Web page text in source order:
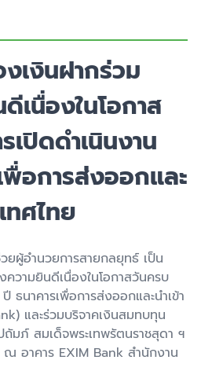
เงินฝากร่วม
เนื่องในโอกาส
ปิดดำเนินงาน
พื่อการส่งออกและ
ทศไทย
ผู้อำนวยการสายกลยุทธ์ เป็น
วามยินดีเนื่องในโอกาสวันครบ
ธนาคารเพื่อการส่งออกและนำเข้า
และร่วมบริจาคเงินสมทบทุน
ถัมภ์ สมเด็จพระเทพรัตนราชสุดา ฯ
ณ อาคาร EXIM Bank สำนักงาน